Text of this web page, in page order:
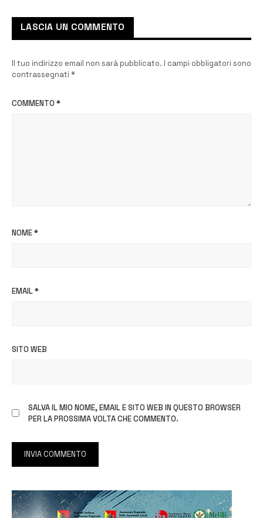
LASCIA UN COMMENTO
Il tuo indirizzo email non sarà pubblicato. I campi obbligatori sono
contrassegnati *
COMMENTO *
NOME*
EMAIL*
SITO WEB
SALVA IL MIO NOME, EMAIL E SITO WEB IN QUESTO BROWSER
PER LA PROSSIMA VOLTA CHE COMMENTO.